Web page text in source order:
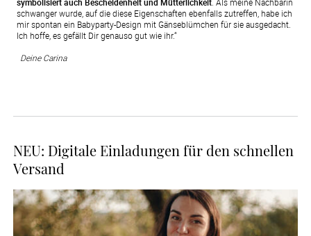
symbolisiert auch Bescheidenheit und Mütterlichkeit. Als meine Nachbarin
schwanger wurde, auf die diese Eigenschaften ebenfalls zutreffen, habe ich
mir spontan ein Babyparty-Design mit Gänseblümchen für sie ausgedacht.
Ich hoffe, es gefällt Dir genauso gut wie ihr.“
Deine Carina
NEU: Digitale Einladungen für den schnellen
Versand